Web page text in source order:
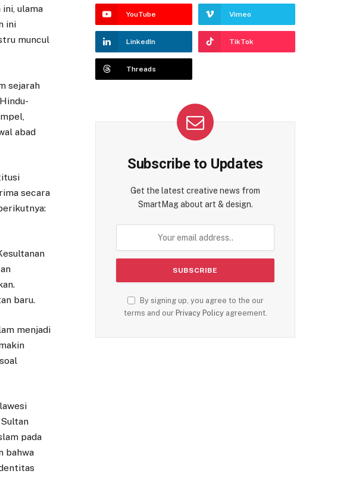
ulama
ini
muncul
sejarah
abad
secara
baru.
menjadi
pada
bahwa
YouTube Vimeo
LinkedIn TikTok
Threads
Subscribe to Updates
Get the latest creative news from
SmartMag about art & design.
By signing up, you agree to the our
terms and our Privacy Policyagreement.